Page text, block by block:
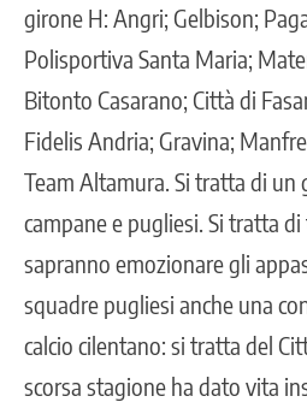
girone H: Angri; Gelbison;
Polisportiva Santa Maria;
Bitonto Casarano; Città di
Fidelis Andria; Gravina;
Team Altamura. Si tratta di un
campane e pugliesi. Si tratta
sapranno emozionare gli
squadre pugliesi anche una
calcio cilentano: si tratta del
scorsa stagione ha dato vita